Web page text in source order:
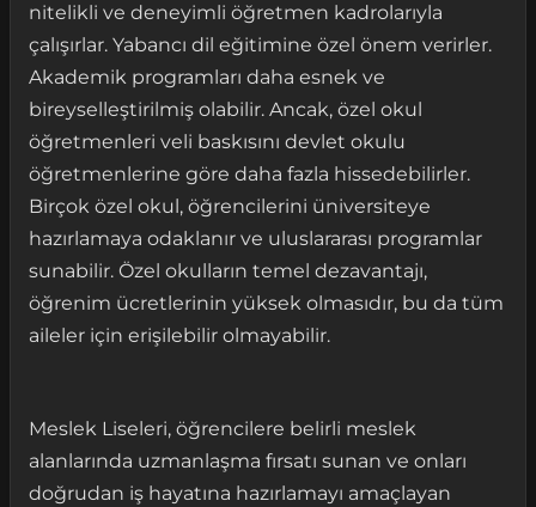
nitelikli ve deneyimli öğretmen kadrolarıyla
çalışırlar. Yabancı dil eğitimine özel önem verirler.
Akademik programları daha esnek ve
bireyselleştirilmiş olabilir. Ancak, özel okul
öğretmenleri veli baskısını devlet okulu
öğretmenlerine göre daha fazla hissedebilirler.
Birçok özel okul, öğrencilerini üniversiteye
hazırlamaya odaklanır ve uluslararası programlar
sunabilir. Özel okulların temel dezavantajı,
öğrenim ücretlerinin yüksek olmasıdır, bu da tüm
aileler için erişilebilir olmayabilir.
Meslek Liseleri, öğrencilere belirli meslek
alanlarında uzmanlaşma fırsatı sunan ve onları
doğrudan iş hayatına hazırlamayı amaçlayan